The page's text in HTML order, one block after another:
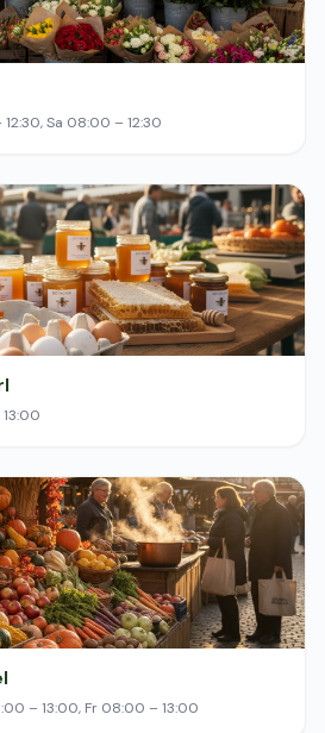
12:30, Sa 08:00 – 12:30
13:00
– 13:00, Fr 08:00 – 13:00